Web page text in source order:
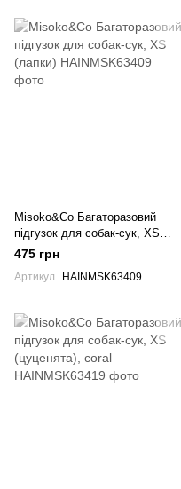
Misoko&Co Багаторазовий
підгузок для собак-сук, XS
(лапки)
475 грн
Артикул HAINMSK63409